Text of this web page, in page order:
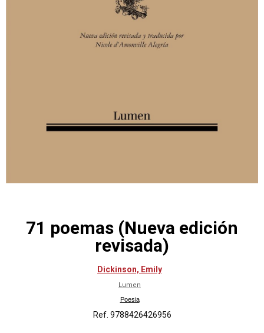
71 poemas (Nueva edición
revisada)
Dickinson, Emily
Lumen
Poesia
Ref. 9788426426956